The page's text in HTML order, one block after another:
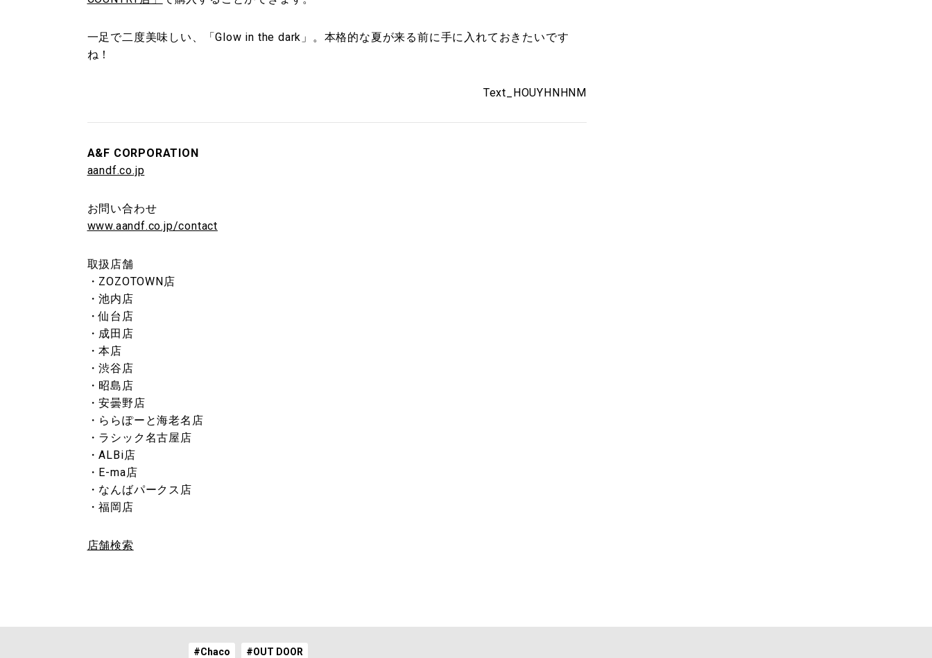
一足で二度美味しい、「Glow in the dark」。本格的な夏が来る前に手に入れておきたいです
ね！
Text_HOUYHNHNM
A&F CORPORATION
aandf.co.jp
お問い合わせ
www.aandf.co.jp/contact
取扱店舗
・ZOZOTOWN店
・池内店
・仙台店
・成田店
・本店
・渋谷店
・昭島店
・安曇野店
・ららぽーと海老名店
・ラシック名古屋店
・ALBi店
・E-ma店
・なんばパークス店
・福岡店
店舗検索
#Chaco #OUT DOOR